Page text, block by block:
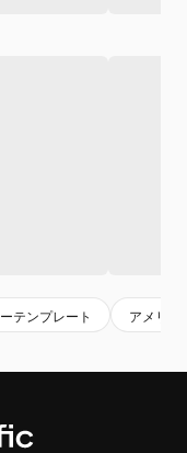
テンプレート アメリカ